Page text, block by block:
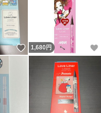
いいね！
1,680 円